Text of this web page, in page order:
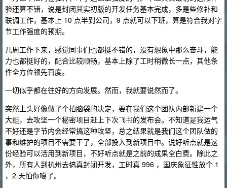
验还算不错，说是封闭其实初版的开发任务基本完成，多是些修补和
联调工作，基本上 10 点半到公司，9 点就可以下班，算是符合我对字
节工作强度的预期。
几周工作下来，感觉同事们也都挺不错的，没有想象中那么奋斗，能
力也都挺好的，配合比较顺畅，基本上除了工时稍微长一点，其他条
件全方位领先百度。
一切似乎都在往好的方向发展。然而，我就要说然而了。
突然上头好像做了个拍脑袋的决定，要在我们这个团队内部新建一个
大组，去攻坚一个秘密项目赶上下次飞书的发布会。不知道是我运气
不好还是字节内会经常搞这种攻坚，总之结果就是我们这个团队做的
事和维护的项目不需要干了，全部投入到新项目中。说好听点就是这
份经验可以活用到新项目，不好听点就是之前的成果全白费。除此之
外，所有人到杭州去搞真封闭开发，工时真 996 ，国庆象征性放个 1
，2 天怕你噶了。